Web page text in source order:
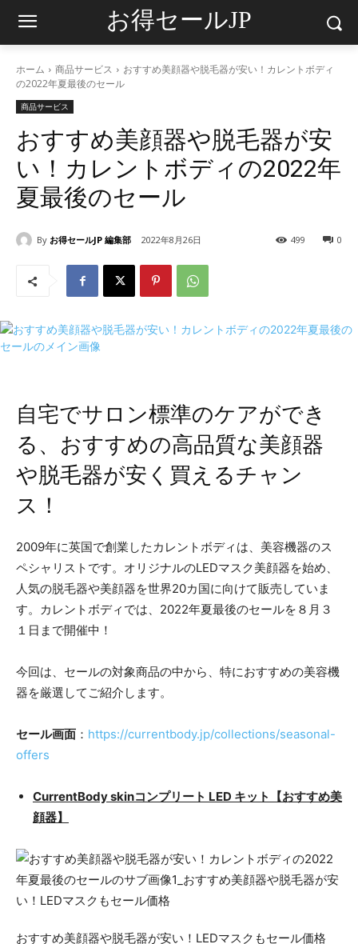
お得セールJP
ホーム 商品サービス
おすすめ美顔器や脱毛器が安い！カレントボディ
の2022年夏最後のセール
商品サービス
おすすめ美顔器や脱毛器が安
い！カレントボディの2022年
夏最後のセール
By お得セールJP 編集部 2022年8月26日 0
499
自宅でサロン標準のケアができ
る、おすすめの高品質な美顔器
や脱毛器が安く買えるチャン
ス！
2009年に英国で創業したカレントボディは、美容機器のス
ペシャリストです。オリジナルのLEDマスク美顔器を始め、
⼈気の脱⽑器や美顔器を世界20カ国に向けて販売していま
す。カレントボディでは、2022年夏最後のセールを８月３
１日まで開催中！
今回は、セールの対象商品の中から、特におすすめの美容機
器を厳選してご紹介します。
セール画面 ： https://currentbody.jp/collections/seasonal-
offers
CurrentBody skinコンプリート LED キット【おすすめ美
顔器】
おすすめ美顔器や脱毛器が安い！LEDマスクもセール価格